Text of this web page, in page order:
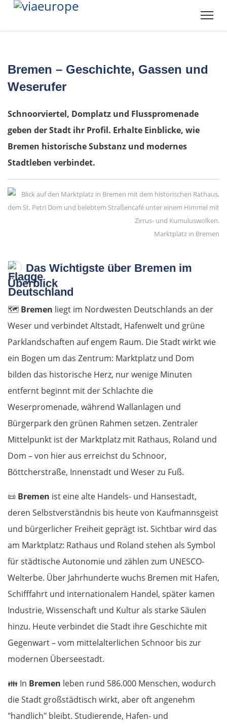
Bremen – Geschichte, Gassen und
Weserufer
Schnoorviertel, Domplatz und Flusspromenade
geben der Stadt ihr Profil. Erhalte Einblicke, wie
Bremen historische Substanz und modernes
Stadtleben verbindet.
Marktplatz in Bremen
Das Wichtigste über Bremen im
Überblick
🗺️ Bremen liegt im Nordwesten Deutschlands an der
Weser und verbindet Altstadt, Hafenwelt und grüne
Parklandschaften auf engem Raum. Die Stadt wirkt wie
ein Bogen um das Zentrum: Marktplatz und Dom
bilden das historische Herz, nur wenige Minuten
entfernt beginnt mit der Schlachte die
Weserpromenade, während Wallanlagen und
Bürgerpark den grünen Rahmen setzen. Zentraler
Mittelpunkt ist der Marktplatz mit Rathaus, Roland und
Dom – von hier aus erreichst du Schnoor,
Böttcherstraße, Innenstadt und Weser zu Fuß.
📜 Bremen ist eine alte Handels- und Hansestadt,
deren Selbstverständnis bis heute von Kaufmannsgeist
und bürgerlicher Freiheit geprägt ist. Sichtbar wird das
am Marktplatz: Rathaus und Roland stehen als Symbol
für städtische Autonomie und zählen zum UNESCO-
Welterbe. Über Jahrhunderte wuchs Bremen mit Hafen,
Schifffahrt und internationalem Handel, später kamen
Industrie, Wissenschaft und Kultur als starke Säulen
hinzu. Heute verbindet die Stadt ihre Geschichte mit
Gegenwart – vom mittelalterlichen Schnoor bis zur
modernen Überseestadt.
👪 In Bremen leben rund 586.000 Menschen, wodurch
die Stadt großstädtisch wirkt, aber oft angenehm
"handlich" bleibt. Studierende, Hafen- und